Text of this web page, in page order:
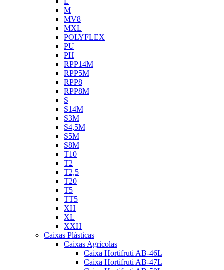
M
MV8
MXL
POLYFLEX
PU
PH
RPP14M
RPP5M
RPP8
RPP8M
S
S14M
S3M
S4,5M
S5M
S8M
T10
T2
T2,5
T20
T5
TT5
XH
XL
XXH
Caixas Plásticas
Caixas Agricolas
Caixa Hortifruti AB-46L
Caixa Hortifruti AB-47L